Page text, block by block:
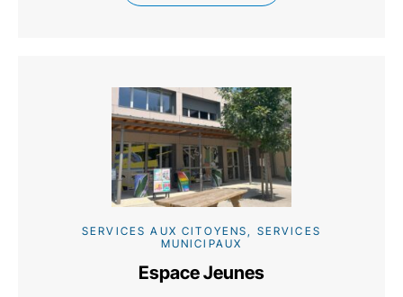
SERVICES AUX CITOYENS, SERVICES
MUNICIPAUX
Espace Jeunes